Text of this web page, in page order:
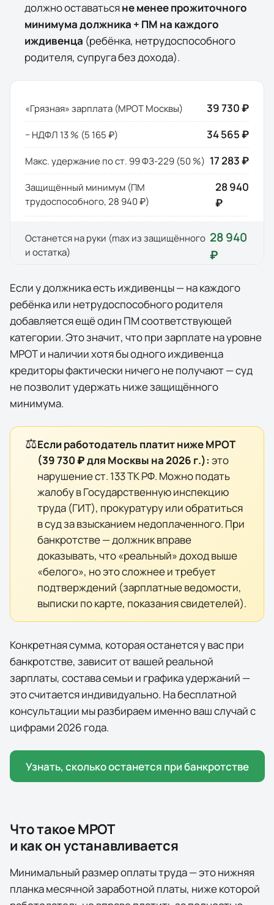
должно оставатьсяне менее прожиточного
минимума должника + ПМ на каждого
иждивенца (ребёнка, нетрудоспособного
родителя, супруга без дохода).
«Грязная» зарплата (МРОТМосквы) 39 730 ₽
− НДФЛ 13 % (5 165 ₽) 34 565 ₽
Макс. удержание по ст. 99 ФЗ-229 (50 %) 17 283 ₽
Защищённый минимум (ПМ
трудоспособного,28 940 ₽)
28 940
₽
Останется на руки (max из защищённого
и остатка)
28 940
₽
Если у должника есть иждивенцы — на каждого
ребёнка или нетрудоспособного родителя
добавляется ещё один ПМ соответствующей
категории. Это значит, что при зарплате на уровне
МРОТ и наличии хотя бы одного иждивенца
кредиторы фактически ничегоне получают — суд
не позволит удержать ниже защищённого
минимума.
⚖️Если работодатель платит ниже МРОТ
(39 730 ₽для Москвы на2026 г.): это
нарушение ст. 133 ТК РФ. Можно подать
жалобу в Государственную инспекцию
труда (ГИТ), прокуратуру или обратиться
в суд за взысканием недоплаченного. При
банкротстве — должник вправе
доказывать, что «реальный» доход выше
«белого», но это сложнее и требует
подтверждений (зарплатные ведомости,
выписки по карте, показания свидетелей).
Конкретная сумма, которая останется у вас при
банкротстве, зависит от вашей реальной
зарплаты, состава семьи и графика удержаний —
это считается индивидуально. На бесплатной
консультации мы разбираем именно ваш случай с
цифрами2026 года.
Узнать, сколько останется при банкротстве
Что такое МРОТ
и как он устанавливается
Минимальный размер оплаты труда — это нижняя
планка месячной заработной платы, ниже которой